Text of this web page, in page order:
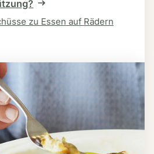
zu Essen auf Rädern